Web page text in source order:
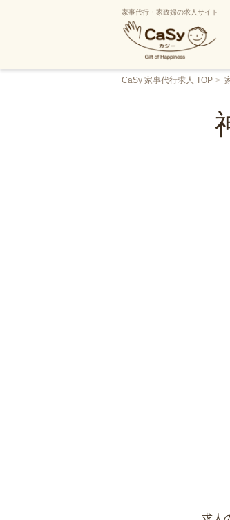
家事代行・家政婦の求人サイト
CaSy 家事代行求人 TOP